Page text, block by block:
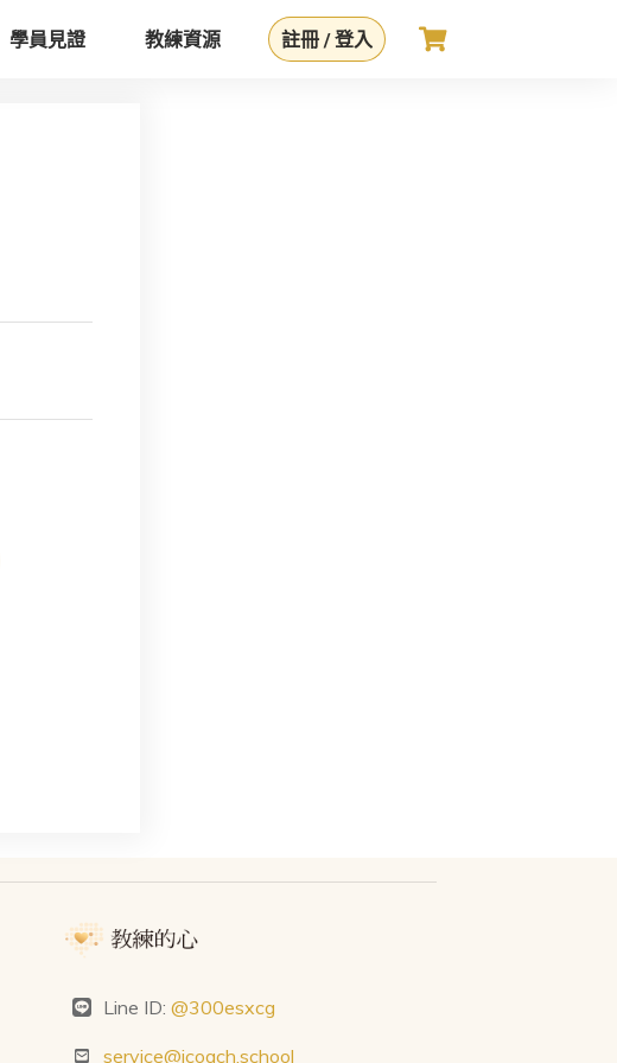
學員見證 教練資源 註冊 / 登入
Line ID:@300esxcg
service@icoach.school